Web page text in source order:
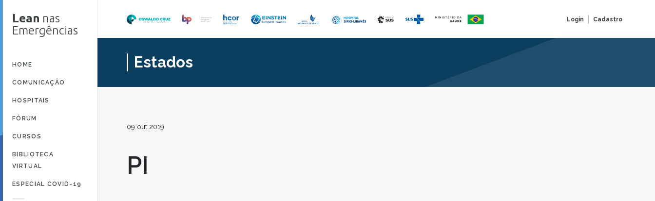
Login Cadastro
Lean nas
Emergências
HOME
COMUNICAÇÃO
HOSPITAIS
FÓRUM
CURSOS
BIBLIOTECA
VIRTUAL
ESPECIAL COVID-19
Estados
09 out 2019
PI